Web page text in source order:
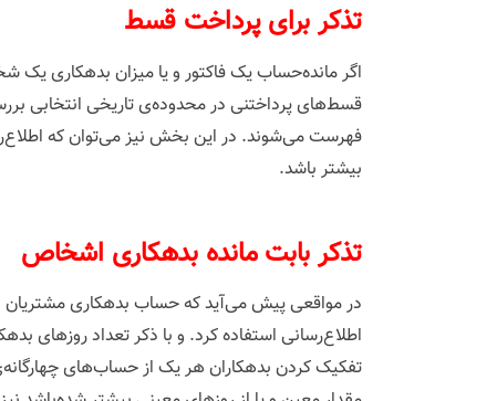
‌تذکر برای پرداخت قسط
اگر مانده‌حساب یک فاکتور و یا میزان بدهکاری
قسط‌های پرداختنی در محدوده‌ی تاریخی
فهرست می‌شوند. در این بخش نیز می‌توان که
بیشتر باشد.
‌تذکر بابت مانده بدهکاری اشخاص
در مواقعی پیش می‌آید که حساب بدهکاری مشتریان
اطلاع‌رسانی استفاده کرد. و با ذکر تعداد روزهای
تفکیک کردن بدهکاران هر یک از حساب‌های